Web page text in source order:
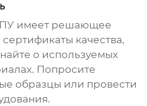
имеет решающее
качества,
о используемых
Попросите
образцы или провести